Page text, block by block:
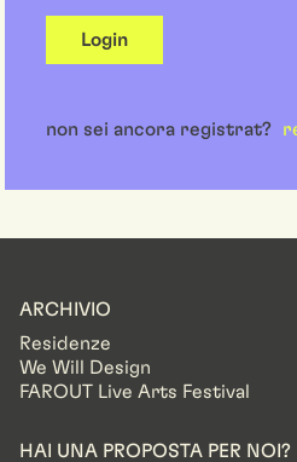
Login
non sei ancora registrat?
ARCHIVIO
Residenze
We Will Design
FAROUT Live Arts Festival
HAI UNA PROPOSTA PER NOI?